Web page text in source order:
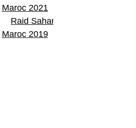
Maroc 2021
Raid Sahara Tour
Maroc 2019